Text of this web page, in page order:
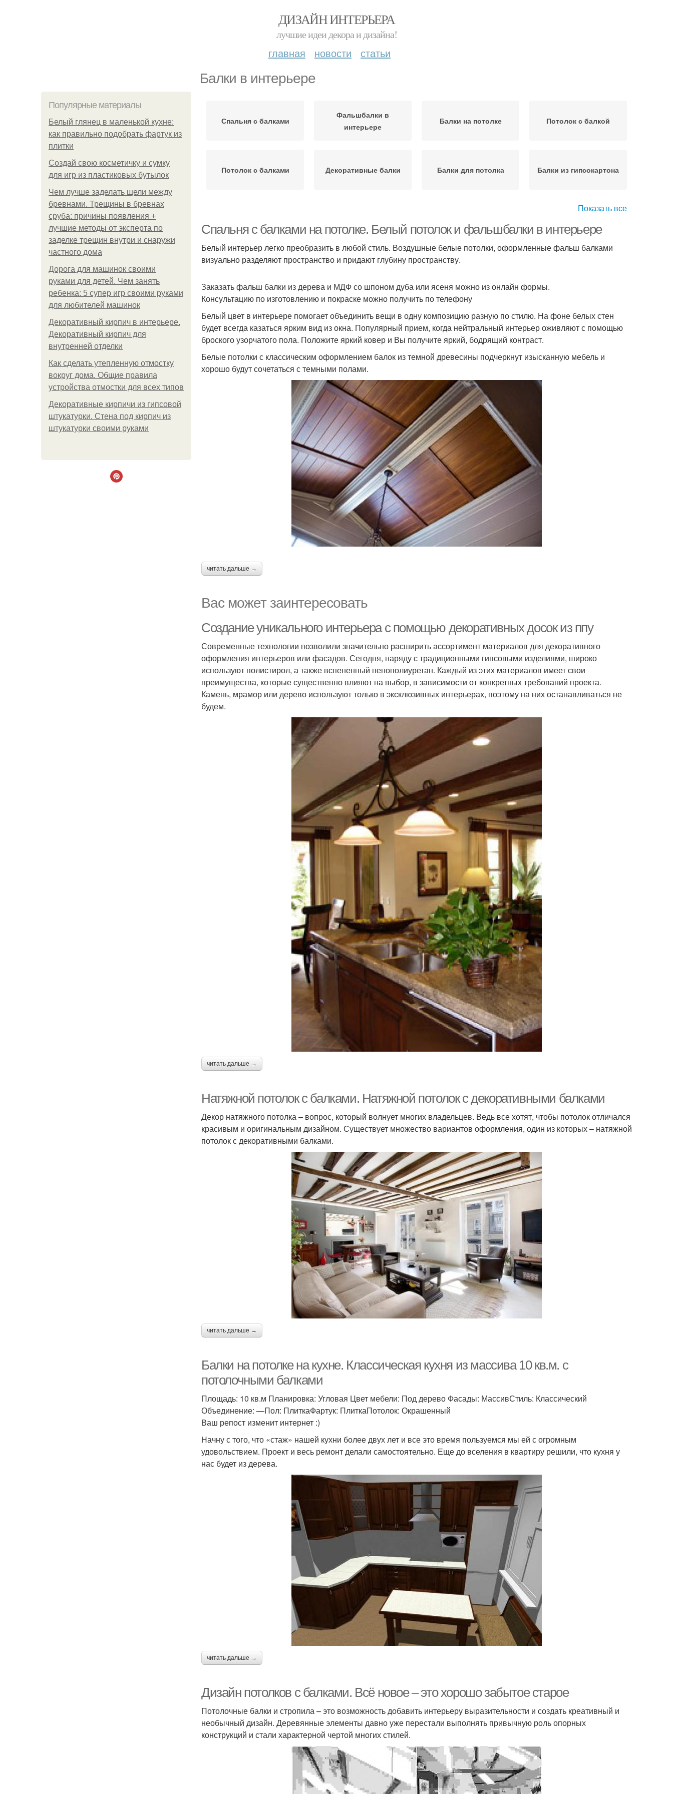
ДИЗАЙН ИНТЕРЬЕРА
лучшие идеи декора и дизайна!
главная новости статьи
Балки в интерьере
Популярные материалы
Белый глянец в маленькой кухне:
как правильно подобрать фартук из
плитки
Создай свою косметичку и сумку
для игр из пластиковых бутылок
Чем лучше заделать щели между
бревнами. Трещины в бревнах
сруба: причины появления +
лучшие методы от эксперта по
заделке трещин внутри и снаружи
частного дома
Дорога для машинок своими
руками для детей. Чем занять
ребенка: 5 супер игр своими руками
для любителей машинок
Декоративный кирпич в интерьере.
Декоративный кирпич для
внутренней отделки
Как сделать утепленную отмостку
вокруг дома. Общие правила
устройства отмостки для всех типов
Декоративные кирпичи из гипсовой
штукатурки. Стена под кирпич из
штукатурки своими руками
Спальня с балками
Фальшбалки в
интерьере
Балки на потолке Потолок с балкой
Потолок с балками Декоративные балки Балки для потолка Балки из гипсокартона
балками
Показать все
Спальня с балками на потолке. Белый потолок и фальшбалки в интерьере
Белый интерьер легко преобразить в любой стиль. Воздушные белые потолки, оформленные фальш балками
визуально разделяют пространство и придают глубину пространству.
Заказать фальш балки из дерева и МДФ со шпоном дуба или ясеня можно из онлайн формы.
Консультацию по изготовлению и покраске можно получить по телефону
Белый цвет в интерьере помогает объединить вещи в одну композицию разную по стилю. На фоне белых стен
будет всегда казаться ярким вид из окна. Популярный прием, когда нейтральный интерьер оживляют с помощью
броского узорчатого пола. Положите яркий ковер и Вы получите яркий, бодрящий контраст.
Белые потолки с классическим оформлением балок из темной древесины подчеркнут изысканную мебель и
хорошо будут сочетаться с темными полами.
читать дальше →
Вас может заинтересовать
Создание уникального интерьера с помощью декоративных досок из ппу
Современные технологии позволили значительно расширить ассортимент материалов для декоративного
оформления интерьеров или фасадов. Сегодня, наряду с традиционными гипсовыми изделиями, широко
используют полистирол, а также вспененный пенополиуретан. Каждый из этих материалов имеет свои
преимущества, которые существенно влияют на выбор, в зависимости от конкретных требований проекта.
Камень, мрамор или дерево используют только в эксклюзивных интерьерах, поэтому на них останавливаться не
будем.
читать дальше →
Натяжной потолок с балками. Натяжной потолок с декоративными балками
Декор натяжного потолка – вопрос, который волнует многих владельцев. Ведь все хотят, чтобы потолок отличался
красивым и оригинальным дизайном. Существует множество вариантов оформления, один из которых – натяжной
потолок с декоративными балками.
читать дальше →
Балки на потолке на кухне. Классическая кухня из массива 10 кв.м. с
потолочными балками
Площадь: 10 кв.м Планировка: Угловая Цвет мебели: Под дерево Фасады: МассивСтиль: Классический
Объединение: —Пол: ПлиткаФартук: ПлиткаПотолок: Окрашенный
Ваш репост изменит интернет :)
Начну с того, что «стаж» нашей кухни более двух лет и все это время пользуемся мы ей с огромным
удовольствием. Проект и весь ремонт делали самостоятельно. Еще до вселения в квартиру решили, что кухня у
нас будет из дерева.
читать дальше →
Дизайн потолков с балками. Всё новое – это хорошо забытое старое
Потолочные балки и стропила – это возможность добавить интерьеру выразительности и создать креативный и
необычный дизайн. Деревянные элементы давно уже перестали выполнять привычную роль опорных
конструкций и стали характерной чертой многих стилей.